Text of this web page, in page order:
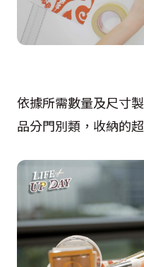
依據所需數量及尺寸
品分門別類，收納的超